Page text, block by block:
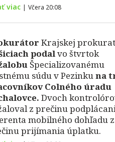
viac | Včera 20:08
Krajskej
podalvo štvrtok
Špecializovanému
súdu v Pezinkuna
Colného úradu
Dvoch
z prečinu
mobilného dohľadu z
prijímania úplatku.